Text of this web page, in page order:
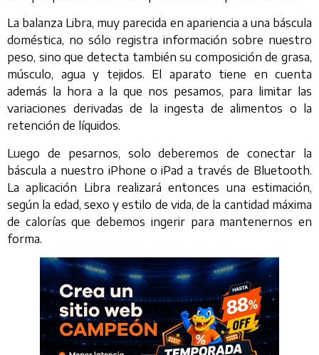
La balanza Libra, muy parecida en apariencia a una báscula
doméstica, no sólo registra información sobre nuestro
peso, sino que detecta también su composición de grasa,
músculo, agua y tejidos. El aparato tiene en cuenta
además la hora a la que nos pesamos, para limitar las
variaciones derivadas de la ingesta de alimentos o la
retención de líquidos.
Luego de pesarnos, solo deberemos de conectar la
báscula a nuestro iPhone o iPad a través de Bluetooth.
La aplicación Libra realizará entonces una estimación,
según la edad, sexo y estilo de vida, de la cantidad máxima
de calorías que debemos ingerir para mantenernos en
forma.